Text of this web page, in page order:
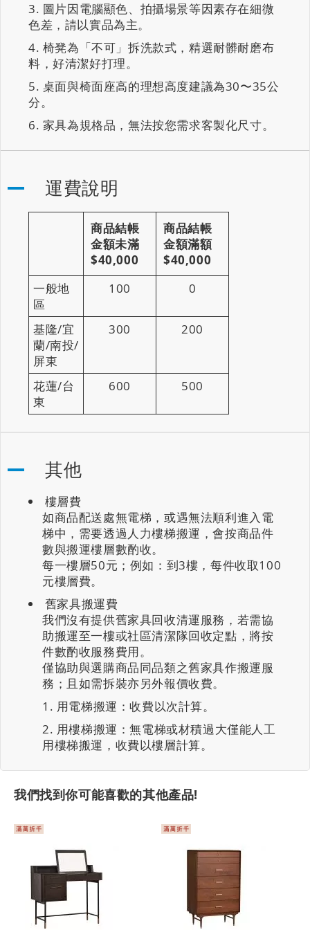
圖片因電腦顯色、拍攝場景等因素存在細微
色差，請以實品為主。
椅凳為「不可」拆洗款式，精選耐髒耐磨布
料，好清潔好打理。
桌面與椅面座高的理想高度建議為30〜35公
分。
家具為規格品，無法按您需求客製化尺寸。
運費說明
商品結帳
金額未滿
$40,000
商品結帳
金額滿額
$40,000
一般地
區
100 0
基隆/宜
蘭/南投/
屏東
300 200
花蓮/台
東
600 500
其他
樓層費
如商品配送處無電梯，或遇無法順利進入電
梯中，需要透過人力樓梯搬運，會按商品件
數與搬運樓層數酌收。
每一樓層50元；例如：到3樓，每件收取100
元樓層費。
舊家具搬運費
我們沒有提供舊家具回收清運服務，若需協
助搬運至一樓或社區清潔隊回收定點，將按
件數酌收服務費用。
僅協助與選購商品同品類之舊家具作搬運服
務；且如需拆裝亦另外報價收費。
用電梯搬運：收費以次計算。
用樓梯搬運：無電梯或材積過大僅能人工
用樓梯搬運，收費以樓層計算。
我們找到你可能喜歡的其他產品!